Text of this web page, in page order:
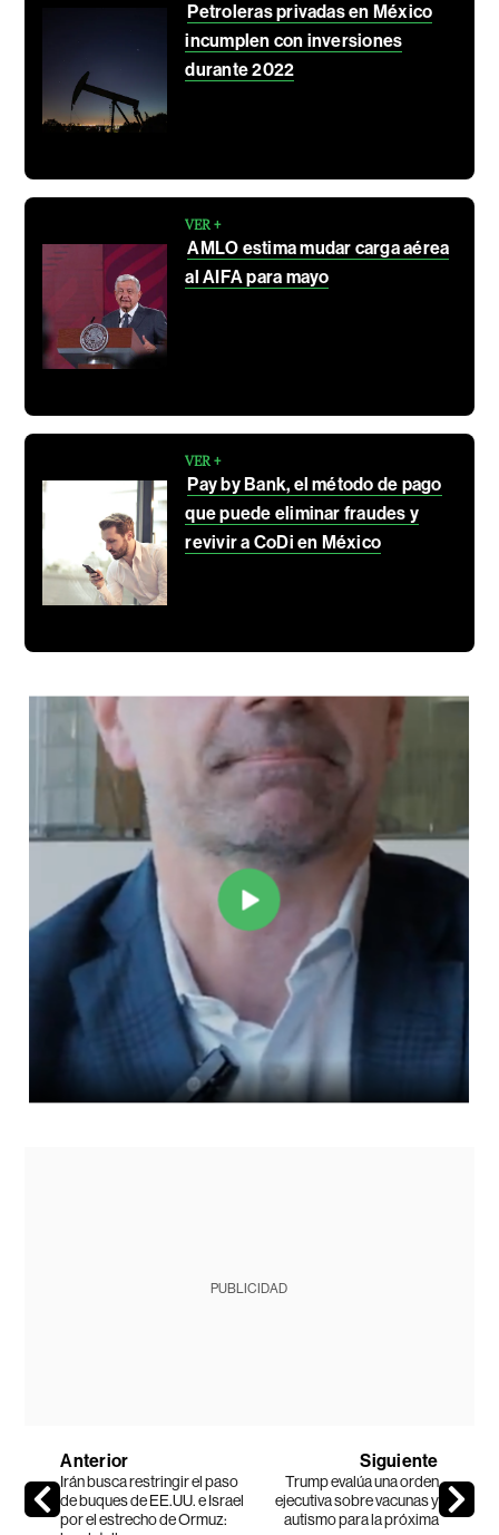
Petroleras privadas en México
incumplen con inversiones
durante 2022
VER +
AMLO estima mudar carga aérea
al AIFA para mayo
VER +
Pay by Bank, el método de pago
que puede eliminar fraudes y
revivir a CoDi en México
PUBLICIDAD
Anterior
Irán busca restringir el paso
de buques de EE.UU. e Israel
por el estrecho de Ormuz:
Siguiente
Trump evalúa una orden
ejecutiva sobre vacunas y
autismo para la próxima